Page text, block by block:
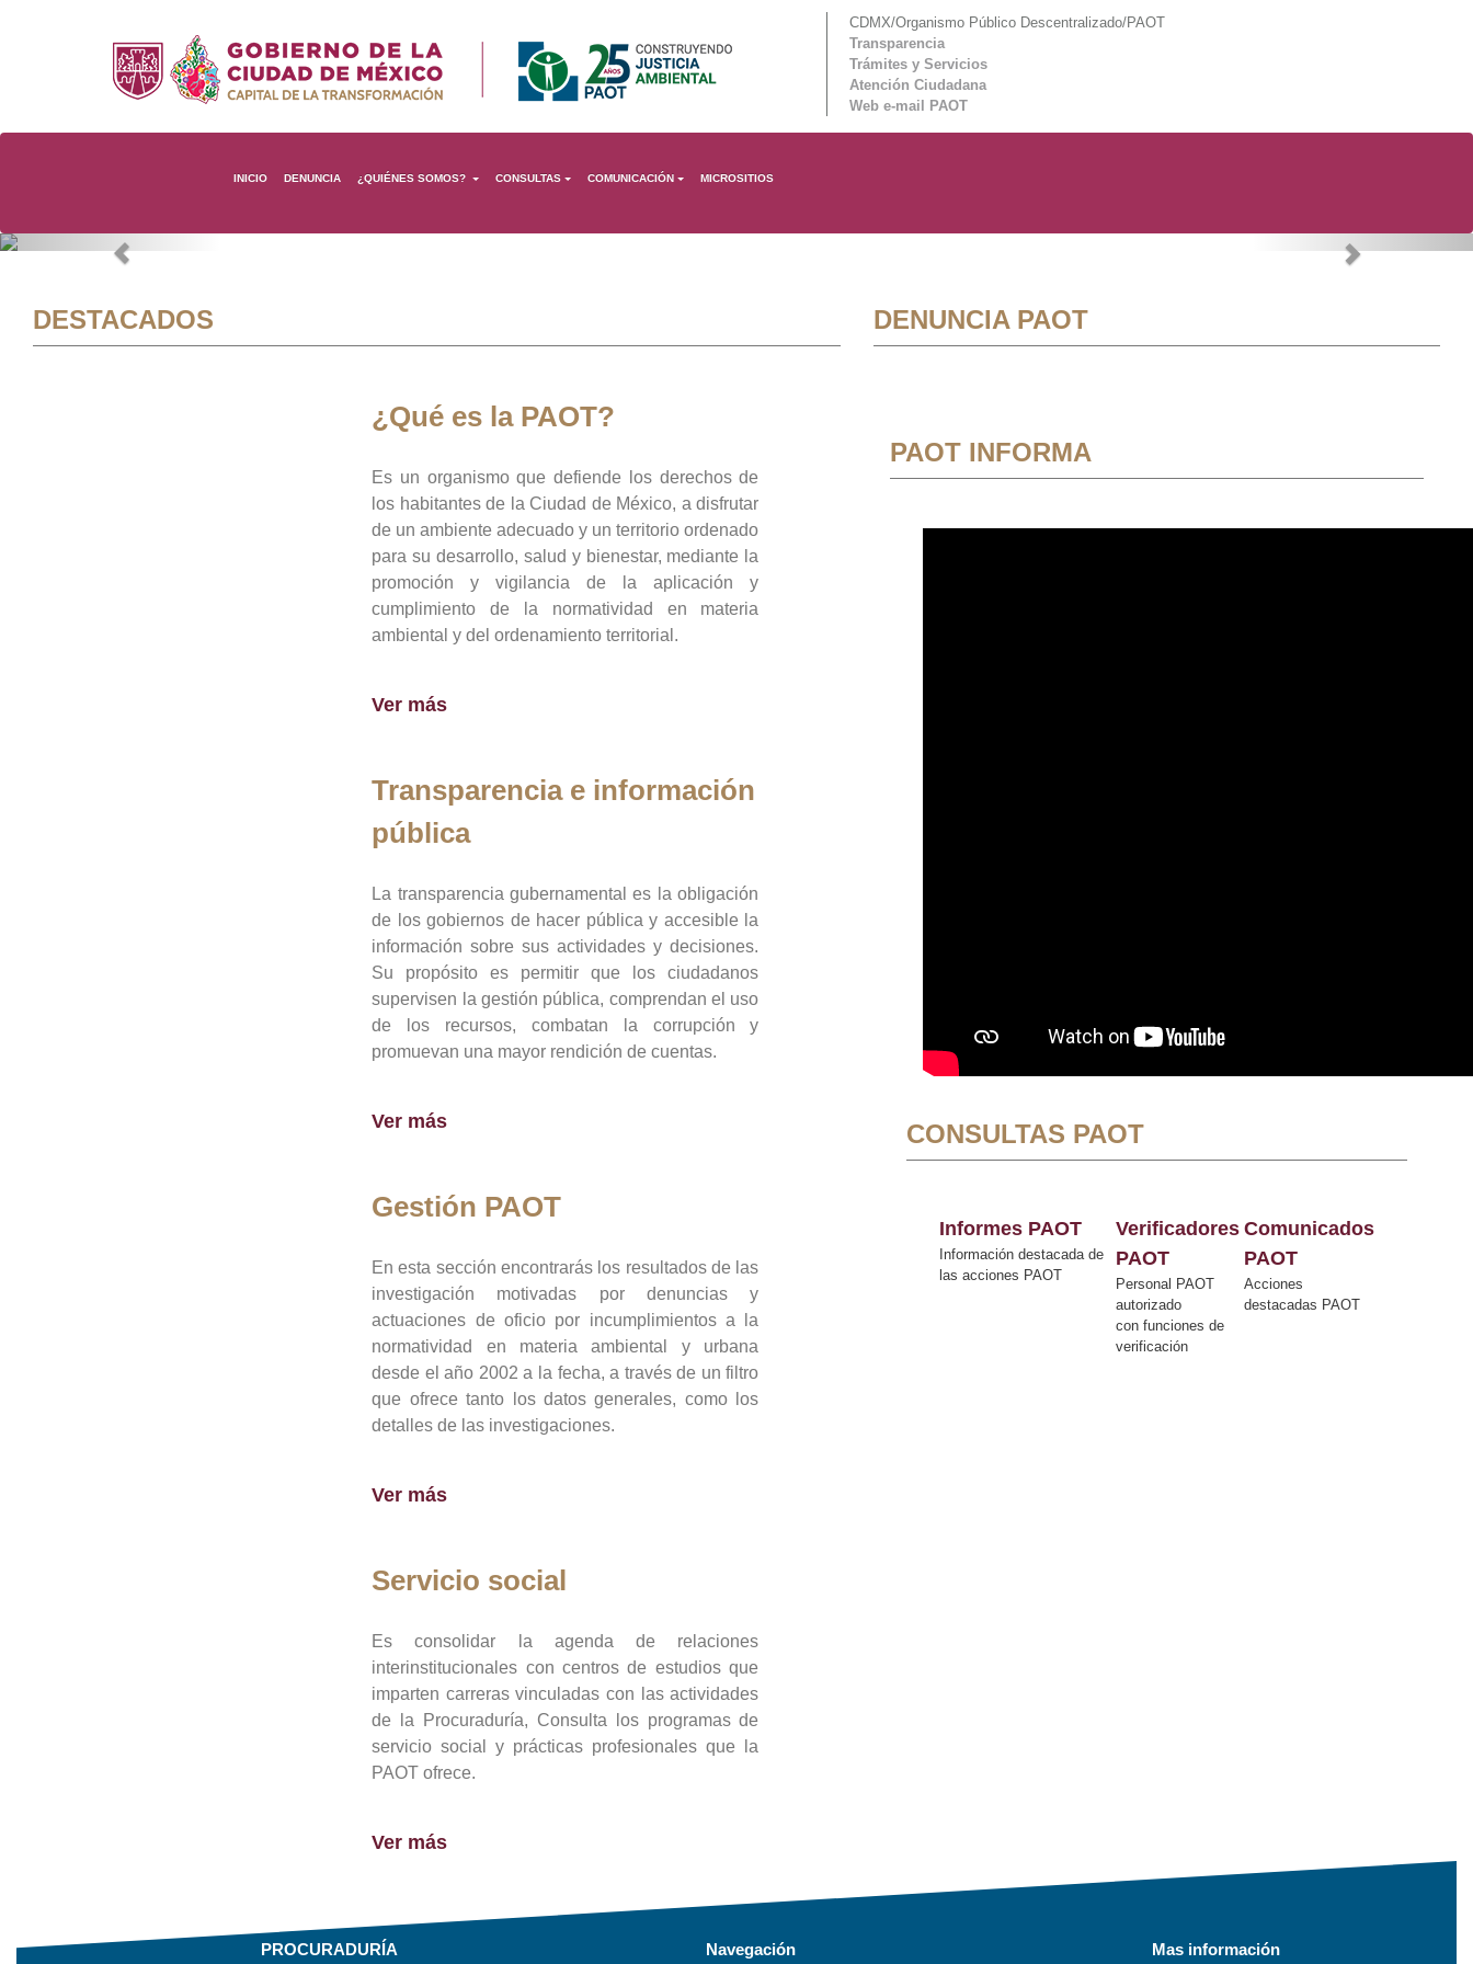
CDMX/Organismo Público Descentralizado/PAOT
Transparencia
Trámites y Servicios
Atención Ciudadana
Web e-mail PAOT
INICIO DENUNCIA ¿QUIÉNES SOMOS? CONSULTAS COMUNICACIÓN MICROSITIOS
Previous Next
DESTACADOS
¿Qué es la PAOT?
Es un organismo que defiende los derechos de
los habitantes de la Ciudad de México, a disfrutar
de un ambiente adecuado y un territorio ordenado
para su desarrollo, salud y bienestar, mediante la
promoción y vigilancia de la aplicación y
cumplimiento de la normatividad en materia
ambiental y del ordenamiento territorial.
Ver más
Transparencia e información
pública
La transparencia gubernamental es la obligación
de los gobiernos de hacer pública y accesible la
información sobre sus actividades y decisiones.
Su propósito es permitir que los ciudadanos
supervisen la gestión pública, comprendan el uso
de los recursos, combatan la corrupción y
promuevan una mayor rendición de cuentas.
Ver más
Gestión PAOT
En esta sección encontrarás los resultados de las
investigación motivadas por denuncias y
actuaciones de oficio por incumplimientos a la
normatividad en materia ambiental y urbana
desde el año 2002 a la fecha, a través de un filtro
que ofrece tanto los datos generales, como los
detalles de las investigaciones.
Ver más
Servicio social
Es consolidar la agenda de relaciones
interinstitucionales con centros de estudios que
imparten carreras vinculadas con las actividades
de la Procuraduría, Consulta los programas de
servicio social y prácticas profesionales que la
PAOT ofrece.
Ver más
DENUNCIA PAOT
PAOT INFORMA
CONSULTAS PAOT
Informes PAOT
Información destacada de
las acciones PAOT
Verificadores
PAOT
Personal PAOT
autorizado
con funciones de
verificación
Comunicados
PAOT
Acciones
destacadas PAOT
PROCURADURÍA Navegación Mas información